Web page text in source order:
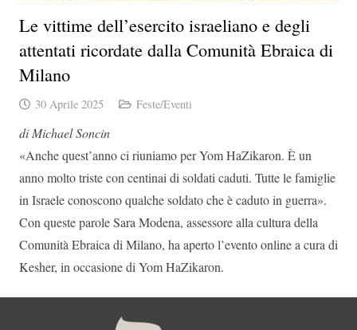
Le vittime dell’esercito israeliano e degli
attentati ricordate dalla Comunità Ebraica di
Milano
30 Aprile 2025 Feste/Eventi
di Michael Soncin
«Anche quest’anno ci riuniamo per Yom HaZikaron. È un
anno molto triste con centinai di soldati caduti. Tutte le famiglie
in Israele conoscono qualche soldato che è caduto in guerra».
Con queste parole Sara Modena, assessore alla cultura della
Comunità Ebraica di Milano, ha aperto l’evento online a cura di
Kesher, in occasione di Yom HaZikaron.